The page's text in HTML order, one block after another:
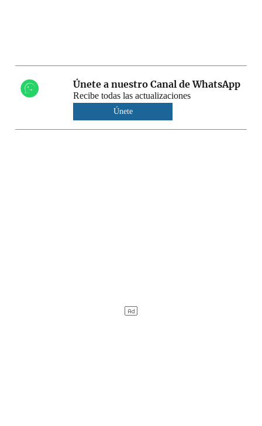
Únete a nuestro Canal de WhatsApp
Recibe todas las actualizaciones
Únete